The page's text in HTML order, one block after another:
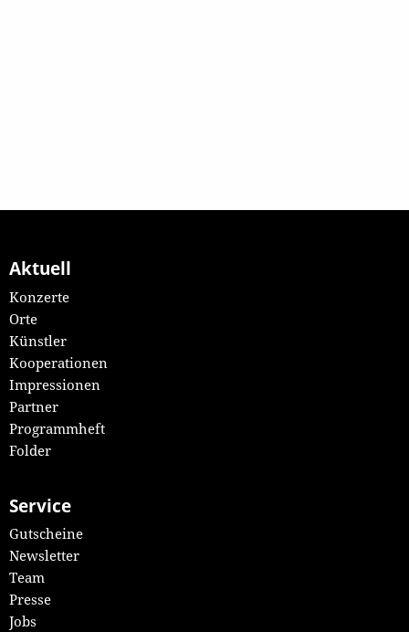
Aktuell
Konzerte
Orte
Künstler
Kooperationen
Impressionen
Partner
Programmheft
Folder
Service
Gutscheine
Newsletter
Team
Presse
Jobs